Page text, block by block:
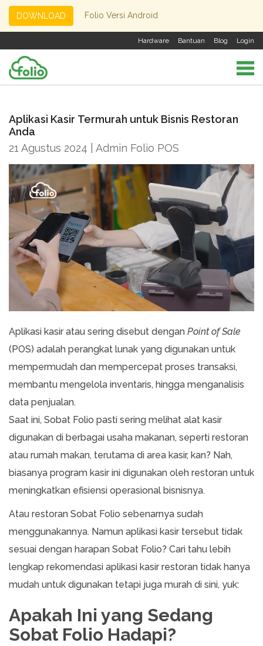
DOWNLOAD Folio Versi Android
Login
Blog
Bantuan
Hardware
Aplikasi Kasir Termurah untuk Bisnis Restoran
Anda
21 Agustus 2024 | Admin Folio POS
Aplikasi kasir atau sering disebut dengan Point of Sale
(POS) adalah perangkat lunak yang digunakan untuk
mempermudah dan mempercepat proses transaksi,
membantu mengelola inventaris, hingga menganalisis
data penjualan.
Saat ini, Sobat Folio pasti sering melihat alat kasir
digunakan di berbagai usaha makanan, seperti restoran
atau rumah makan, terutama di area kasir, kan? Nah,
biasanya program kasir ini digunakan oleh restoran untuk
meningkatkan efisiensi operasional bisnisnya.
Atau restoran Sobat Folio sebenarnya sudah
menggunakannya. Namun aplikasi kasir tersebut tidak
sesuai dengan harapan Sobat Folio? Cari tahu lebih
lengkap rekomendasi aplikasi kasir restoran tidak hanya
mudah untuk digunakan tetapi juga murah di sini, yuk:
Apakah Ini yang Sedang
Sobat Folio Hadapi?